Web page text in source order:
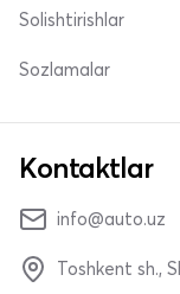
Solishtirishlar
Sozlamalar
Kontaktlar
info@auto.uz
Toshkent sh.,